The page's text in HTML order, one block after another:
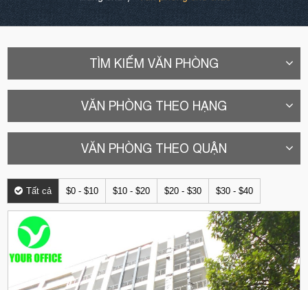
TÌM KIẾM VĂN PHÒNG
VĂN PHÒNG THEO HẠNG
VĂN PHÒNG THEO QUẬN
Tất cả $0 - $10 $10 - $20 $20 - $30 $30 - $40